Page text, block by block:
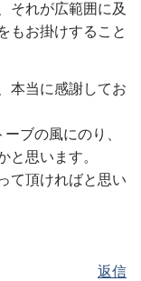
それが広範囲に及
もお掛けすること
本当に感謝してお
ブの風にのり、
と思います。
て頂ければと思い
返信